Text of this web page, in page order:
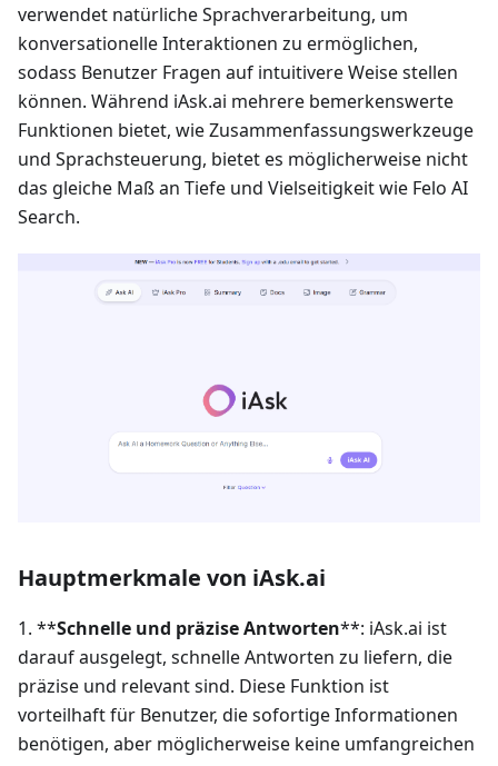
verwendet natürliche Sprachverarbeitung, um
konversationelle Interaktionen zu ermöglichen,
sodass Benutzer Fragen auf intuitivere Weise stellen
können. Während iAsk.ai mehrere bemerkenswerte
Funktionen bietet, wie Zusammenfassungswerkzeuge
und Sprachsteuerung, bietet es möglicherweise nicht
das gleiche Maß an Tiefe und Vielseitigkeit wie Felo AI
Search.
Hauptmerkmale von iAsk.ai
1. **Schnelle und präzise Antworten**: iAsk.ai ist
darauf ausgelegt, schnelle Antworten zu liefern, die
präzise und relevant sind. Diese Funktion ist
vorteilhaft für Benutzer, die sofortige Informationen
benötigen, aber möglicherweise keine umfangreichen